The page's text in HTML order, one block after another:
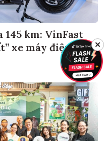
km: VinFast
xe máy điện thể ✕